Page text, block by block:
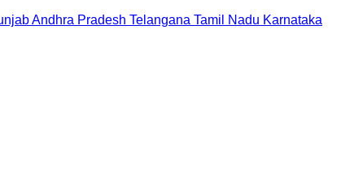
Andhra Pradesh Telangana Tamil Nadu Karnataka